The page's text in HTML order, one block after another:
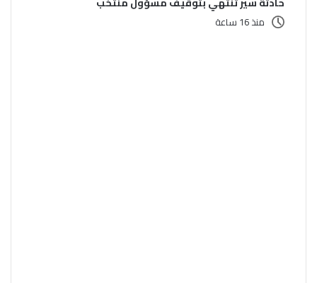
منذ 16 ساعة